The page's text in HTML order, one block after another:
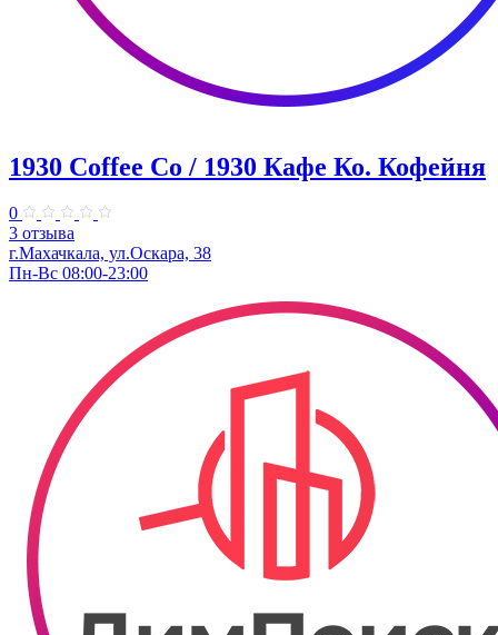
1930 Coffee Co / 1930 Кафе Ко. Кофейня
0
3 отзыва
г.Махачкала, ​ул.Оскара, 38
Пн-Вс 08:00-23:00